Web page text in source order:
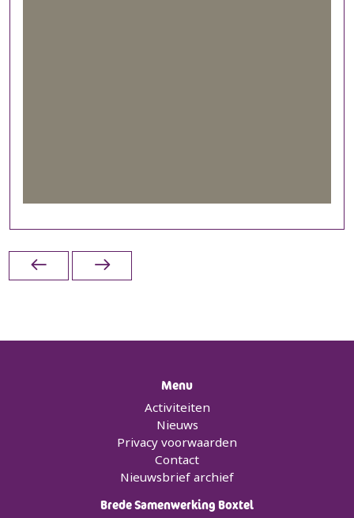
Menu
Activiteiten
Nieuws
Privacy voorwaarden
Contact
Nieuwsbrief archief
Brede Samenwerking Boxtel